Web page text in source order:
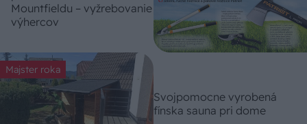
Mountfieldu – vyžrebovanie
výhercov
Majster roka
Svojpomocne vyrobená
fínska sauna pri dome